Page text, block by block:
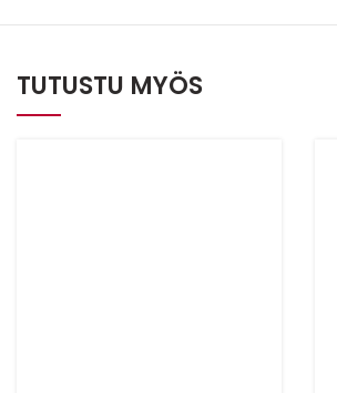
TUTUSTU MYÖS